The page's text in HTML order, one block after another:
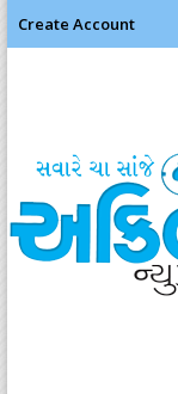
Create Account